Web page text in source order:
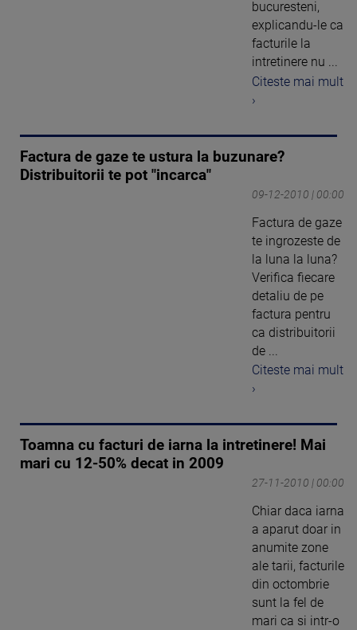
bucuresteni,
explicandu-le ca
facturile la
intretinere nu ...
Citeste mai mult
›
Factura de gaze te ustura la buzunare?
Distribuitorii te pot "incarca"
09-12-2010 | 00:00
Factura de gaze
te ingrozeste de
la luna la luna?
Verifica fiecare
detaliu de pe
factura pentru
ca distribuitorii
de ...
Citeste mai mult
›
Toamna cu facturi de iarna la intretinere! Mai
mari cu 12-50% decat in 2009
27-11-2010 | 00:00
Chiar daca iarna
a aparut doar in
anumite zone
ale tarii, facturile
din octombrie
sunt la fel de
mari ca si intr-o